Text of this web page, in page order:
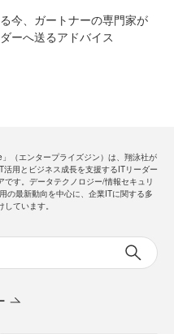
今、ガートナーの専門家が
ーへ送るアドバイス
」（エンタープライズジン）は、翔泳社が
活用とビジネス成長を支援するITリーダー
です。データテクノロジー/情報セキュリ
の最新動向を中心に、企業ITに関する多
ています。